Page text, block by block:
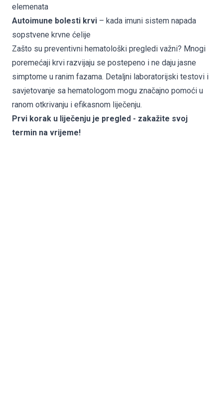
elemenata
Autoimune bolesti krvi – kada imuni sistem napada
sopstvene krvne ćelije
Zašto su preventivni hematološki pregledi važni? Mnogi
poremećaji krvi razvijaju se postepeno i ne daju jasne
simptome u ranim fazama. Detaljni laboratorijski testovi i
savjetovanje sa hematologom mogu značajno pomoći u
ranom otkrivanju i efikasnom liječenju.
Prvi korak u liječenju je pregled - zakažite svoj
termin na vrijeme!